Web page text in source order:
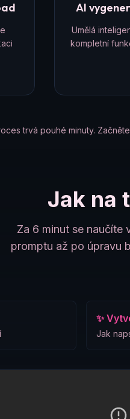
AI
Umělá
kompletní
trvá pouhé minuty.
Jak na
Za 6 minut se naučíte
promptu až po úpravu
✨
Jak